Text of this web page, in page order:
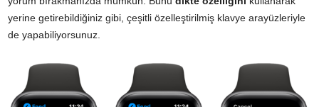
yerine getirebildiğiniz gibi, çeşitli özelleştirilmiş klavye arayüzleriyle
de yapabiliyorsunuz.